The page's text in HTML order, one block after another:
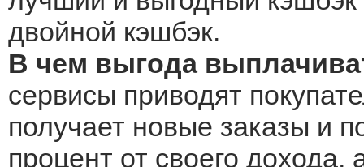
двойной кэшбэк.
В чем выгода
сервисы приводят
получает новые заказы и
процент от своего